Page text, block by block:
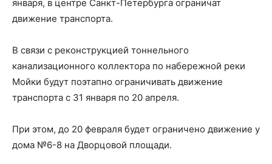
января, в центре Санкт-Петербурга ограничат
движение транспорта.
В связи с реконструкцией тоннельного
канализационного коллектора по набережной реки
Мойки будут поэтапно ограничивать движение
транспорта с 31 января по 20 апреля.
При этом, до 20 февраля будет ограничено движение у
дома №6-8 на Дворцовой площади.